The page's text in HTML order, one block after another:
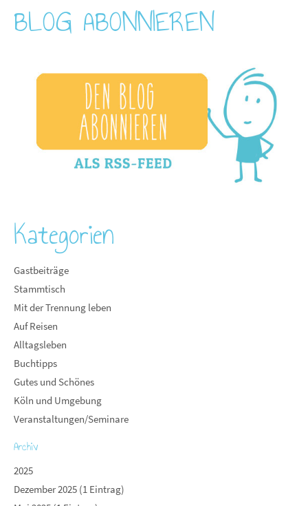
BLOG ABONNIEREN
Kategorien
Gastbeiträge
Stammtisch
Mit der Trennung leben
Auf Reisen
Alltagsleben
Buchtipps
Gutes und Schönes
Köln und Umgebung
Veranstaltungen/Seminare
Archiv
2025
Dezember 2025 (1 Eintrag)